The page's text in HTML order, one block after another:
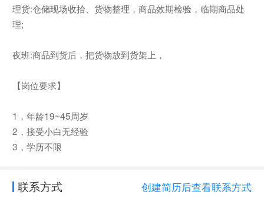
理货:仓储现场收拾、货物整理，商品效期检验，临期商品处
理;
夜班:商品到货后，把货物放到货架上，
【岗位要求】
1，年龄19~45周岁
2，接受小白无经验
3，学历不限
联系方式 创建简历后查看联系方式